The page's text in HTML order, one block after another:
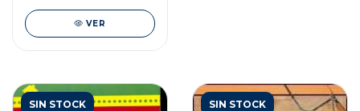
VER
SIN STOCK SIN STOCK